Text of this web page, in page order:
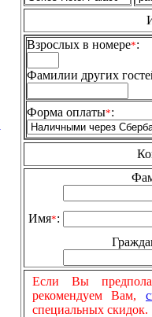
Взрослых в номере*
Фамилии других
Форма оплаты*:
Имя*:
Если Вы
рекомендуем Вам,
специальных скидок.